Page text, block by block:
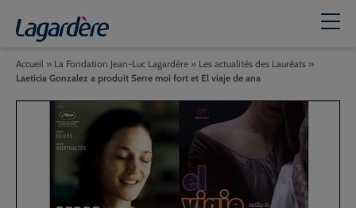
Accueil » La Fondation Jean-Luc Lagardère » Les actualités des Lauréats »
Laeticia Gonzalez a produit Serre moi fort et El viaje de ana